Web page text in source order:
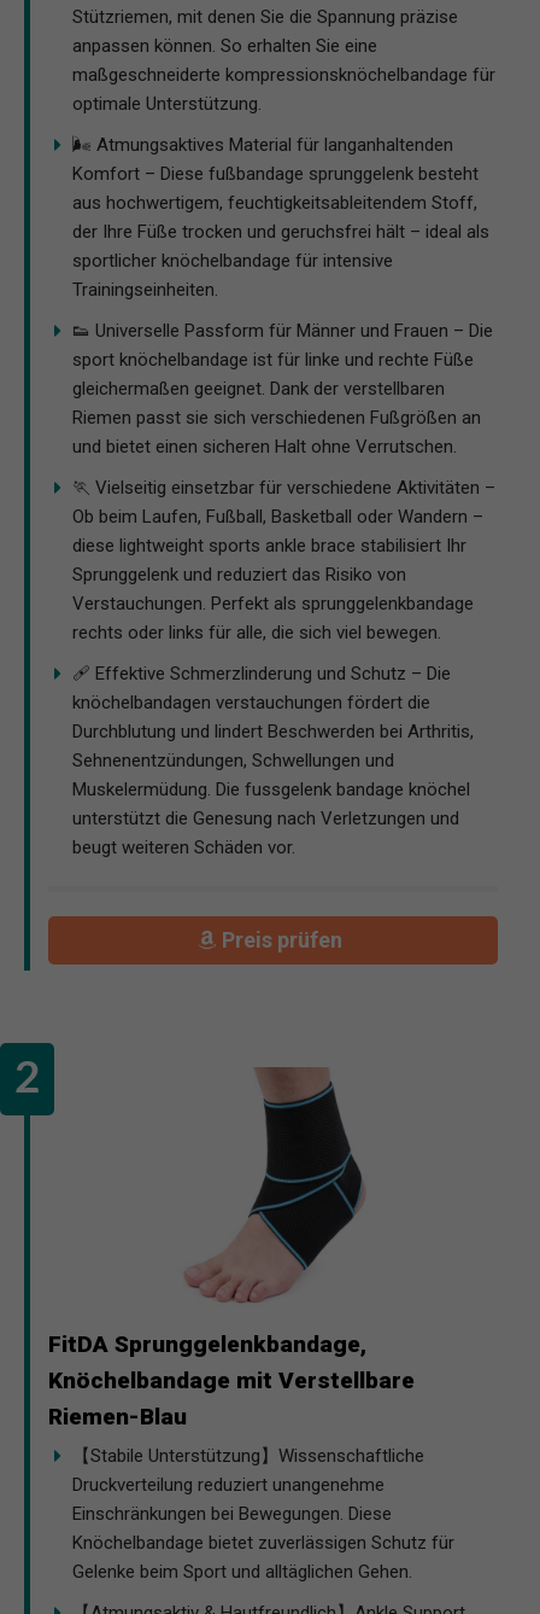
Stützriemen, mit denen Sie die Spannung präzise
anpassen können. So erhalten Sie eine
maßgeschneiderte kompressionsknöchelbandage für
optimale Unterstützung.
🌬️ Atmungsaktives Material für langanhaltenden
Komfort – Diese fußbandage sprunggelenk besteht
aus hochwertigem, feuchtigkeitsableitendem Stoff,
der Ihre Füße trocken und geruchsfrei hält – ideal als
sportlicher knöchelbandage für intensive
Trainingseinheiten.
👟 Universelle Passform für Männer und Frauen – Die
sport knöchelbandage ist für linke und rechte Füße
gleichermaßen geeignet. Dank der verstellbaren
Riemen passt sie sich verschiedenen Fußgrößen an
und bietet einen sicheren Halt ohne Verrutschen.
🏃 Vielseitig einsetzbar für verschiedene Aktivitäten –
Ob beim Laufen, Fußball, Basketball oder Wandern –
diese lightweight sports ankle brace stabilisiert Ihr
Sprunggelenk und reduziert das Risiko von
Verstauchungen. Perfekt als sprunggelenkbandage
rechts oder links für alle, die sich viel bewegen.
🩹 Effektive Schmerzlinderung und Schutz – Die
knöchelbandagen verstauchungen fördert die
Durchblutung und lindert Beschwerden bei Arthritis,
Sehnenentzündungen, Schwellungen und
Muskelermüdung. Die fussgelenk bandage knöchel
unterstützt die Genesung nach Verletzungen und
beugt weiteren Schäden vor.
Preis prüfen
FitDA Sprunggelenkbandage,
Knöchelbandage mit Verstellbare
Riemen-Blau
【Stabile Unterstützung】Wissenschaftliche
Druckverteilung reduziert unangenehme
Einschränkungen bei Bewegungen. Diese
Knöchelbandage bietet zuverlässigen Schutz für
Gelenke beim Sport und alltäglichen Gehen.